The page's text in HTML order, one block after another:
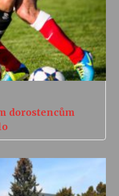
dorostencům